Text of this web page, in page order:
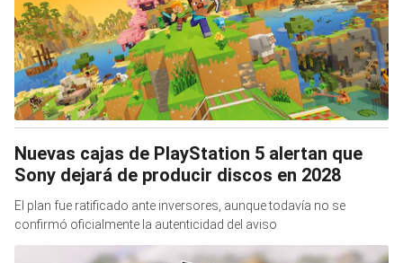
Nuevas cajas de PlayStation 5 alertan que
Sony dejará de producir discos en 2028
El plan fue ratificado ante inversores, aunque todavía no se
confirmó oficialmente la autenticidad del aviso